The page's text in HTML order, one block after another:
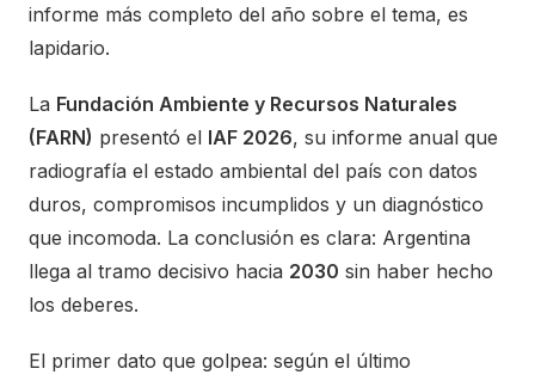
informe más completo del año sobre el tema, es
lapidario.
La Fundación Ambiente y Recursos Naturales
(FARN) presentó el IAF 2026, su informe anual que
radiografía el estado ambiental del país con datos
duros, compromisos incumplidos y un diagnóstico
que incomoda. La conclusión es clara: Argentina
llega al tramo decisivo hacia 2030 sin haber hecho
los deberes.
El primer dato que golpea: según el último